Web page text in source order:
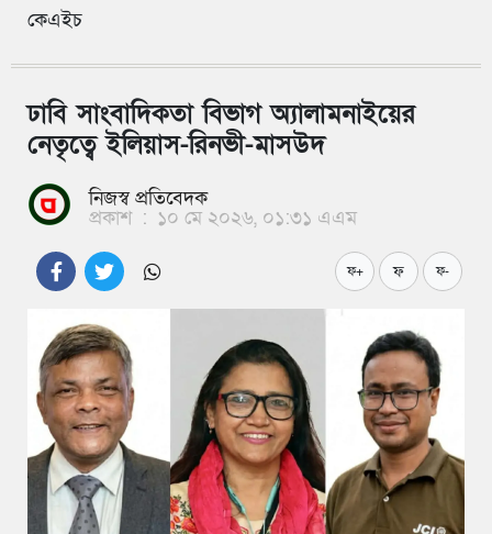
কেএইচ
ঢাবি সাংবাদিকতা বিভাগ অ্যালামনাইয়ের
নেতৃত্বে ইলিয়াস-রিনভী-মাসউদ
নিজস্ব প্রতিবেদক
প্রকাশ : ১০ মে ২০২৬, ০১:৩১ এএম
ফ+ ফ ফ-